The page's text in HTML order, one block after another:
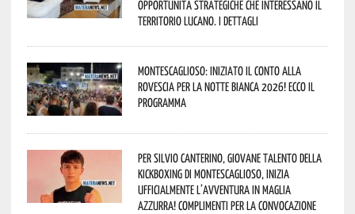
opportunità strategiche che interessano il
territorio lucano. I dettagli
Montescaglioso: iniziato il conto alla
rovescia per la Notte Bianca 2026! Ecco il
programma
Per Silvio Canterino, giovane talento della
kickboxing di Montescaglioso, inizia
ufficialmente l’avventura in maglia
azzurra! Complimenti per la convocazione